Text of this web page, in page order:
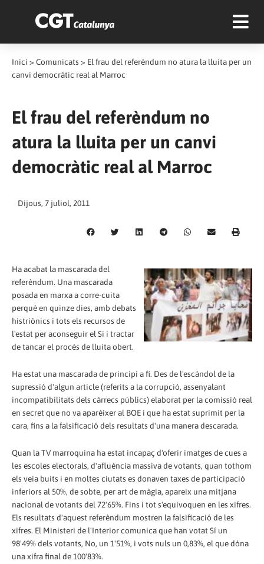
Inici > Comunicats > El frau del referèndum no atura la lluita per un
canvi democràtic real al Marroc
El frau del referèndum no
atura la lluita per un canvi
democràtic real al Marroc
Dijous, 7 juliol, 2011
Ha acabat la mascarada del
referèndum. Una mascarada
posada en marxa a corre-cuita
perquè en quinze dies, amb debats
histriònics i tots els recursos de
l'estat per aconseguir el Si i tractar
de tancar el procés de lluita obert.
Ha estat una mascarada de principi a fi. Des de l'escàndol de la
supressió d'algun article (referits a la corrupció, assenyalant
incompatibilitats dels càrrecs públics) elaborat per la comissió real
en secret que no va aparèixer al BOE i que ha estat suprimit per la
cara, fins a la falsificació dels resultats d'una manera descarada.
Quan la TV marroquina ha estat incapaç d'oferir imatges de cues a
les escoles electorals, d'afluència massiva de votants, quan tothom
els veia buits i en moltes ciutats es donaven taxes de participació
inferiors al 50%, de sobte, per art de màgia, apareix una mitjana
nacional de votants del 72'65%. Fins i tot s'equivoquen en les xifres.
Els resultats d'aquest referèndum mostren la falsificació de les
xifres. El Ministeri de l'Interior comunica que han votat Sí un
98'49% dels votants, No, un 1'51%, i vots nuls un 0,83%, el que dóna
una xifra final de 100'83%.